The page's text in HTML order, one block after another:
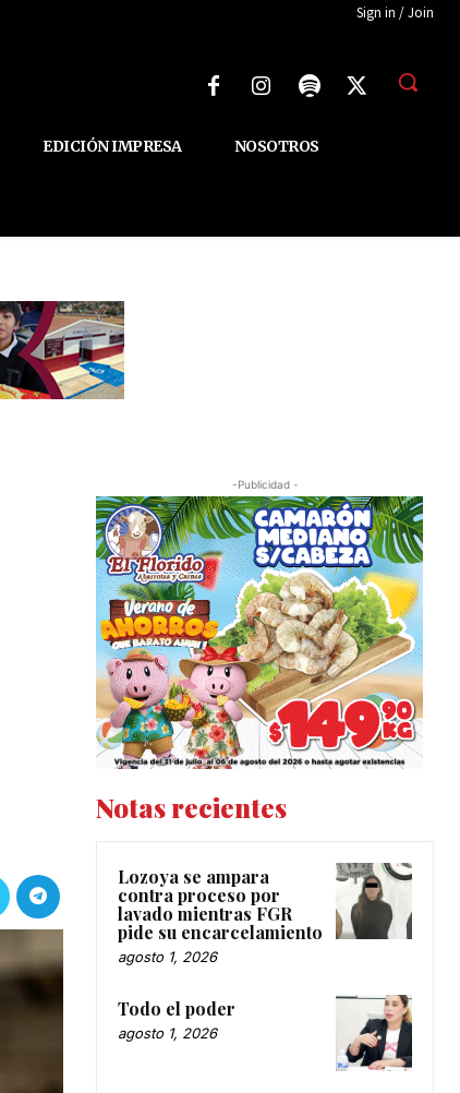
Sign in / Join
EDICIÓN IMPRESA NOSOTROS
-Publicidad -
Notas recientes
Lozoya se ampara
contra proceso por
lavado mientras FGR
pide su encarcelamiento
agosto 1, 2026
Todo el poder
agosto 1, 2026